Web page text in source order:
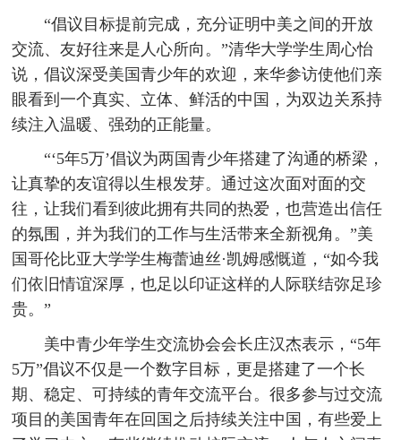
“倡议目标提前完成，充分证明中美之间的开放
交流、友好往来是人心所向。”清华大学学生周心怡
说，倡议深受美国青少年的欢迎，来华参访使他们亲
眼看到一个真实、立体、鲜活的中国，为双边关系持
续注入温暖、强劲的正能量。
“‘5年5万’倡议为两国青少年搭建了沟通的桥梁，
让真挚的友谊得以生根发芽。通过这次面对面的交
往，让我们看到彼此拥有共同的热爱，也营造出信任
的氛围，并为我们的工作与生活带来全新视角。”美
国哥伦比亚大学学生梅蕾迪丝·凯姆感慨道，“如今我
们依旧情谊深厚，也足以印证这样的人际联结弥足珍
贵。”
美中青少年学生交流协会会长庄汉杰表示，“5年
5万”倡议不仅是一个数字目标，更是搭建了一个长
期、稳定、可持续的青年交流平台。很多参与过交流
项目的美国青年在回国之后持续关注中国，有些爱上